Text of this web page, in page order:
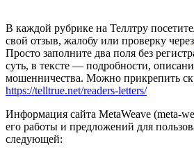
В каждой рубрике на Теллтру
свой отзыв, жалобу или проверку через
Просто заполните два поля без
суть, в тексте — подробности,
мошенничества. Можно прикрепить
https://telltrue.net/readers-letters/
Информация сайта MetaWeave (meta-
его работы и предложений для
следующей: